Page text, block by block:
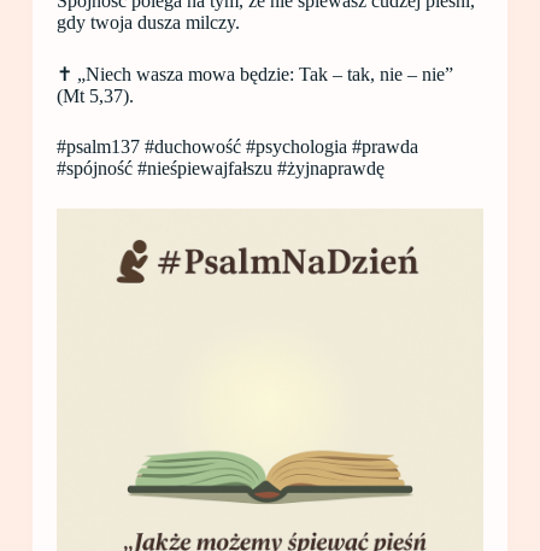
gdy twoja dusza milczy.
✝️ „Niech wasza mowa będzie: Tak – tak, nie – nie”
(Mt 5,37).
#psalm137 #duchowość #psychologia #prawda
#spójność #nieśpiewajfałszu #żyjnaprawdę